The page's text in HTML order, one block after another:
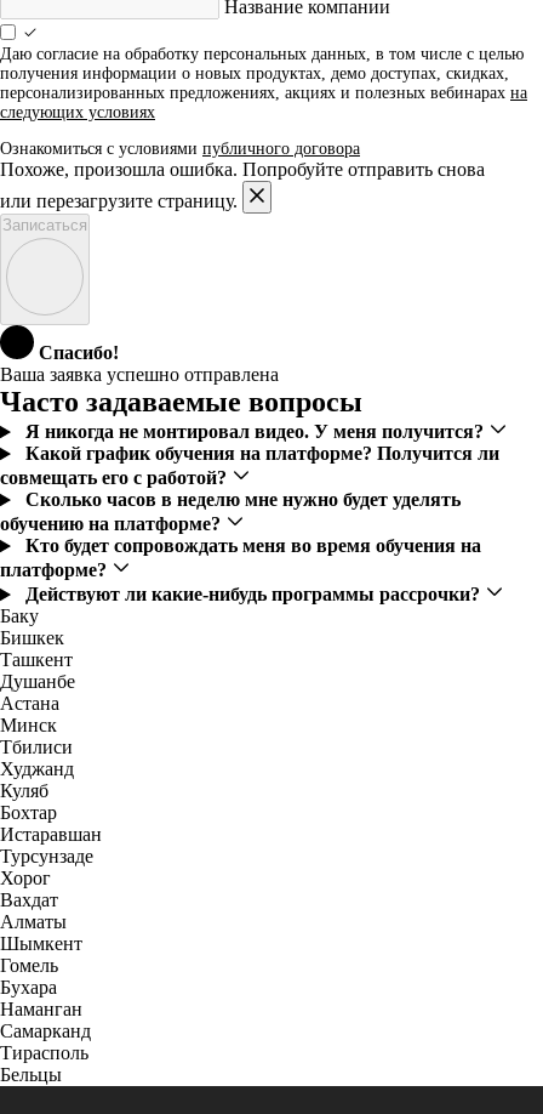
Название компании
Даю согласие на обработку персональных данных, в том числе с целью
получения информации о новых продуктах, демо доступах, скидках,
персонализированных предложениях, акциях и полезных вебинарах на
следующих условиях
Ознакомиться с условиями публичного договора
Похоже, произошла ошибка. Попробуйте отправить снова
или перезагрузите страницу.
Записаться
Спасибо!
Ваша заявка успешно отправлена
Часто задаваемые вопросы
Я никогда не монтировал видео. У меня получится?
Какой график обучения на платформе? Получится ли
совмещать его с работой?
Сколько часов в неделю мне нужно будет уделять
обучению на платформе?
Кто будет сопровождать меня во время обучения на
платформе?
Действуют ли какие-нибудь программы рассрочки?
Баку
Бишкек
Ташкент
Душанбе
Астана
Минск
Тбилиси
Худжанд
Куляб
Бохтар
Истаравшан
Турсунзаде
Хорог
Вахдат
Алматы
Шымкент
Гомель
Бухара
Наманган
Самарканд
Тирасполь
Бельцы